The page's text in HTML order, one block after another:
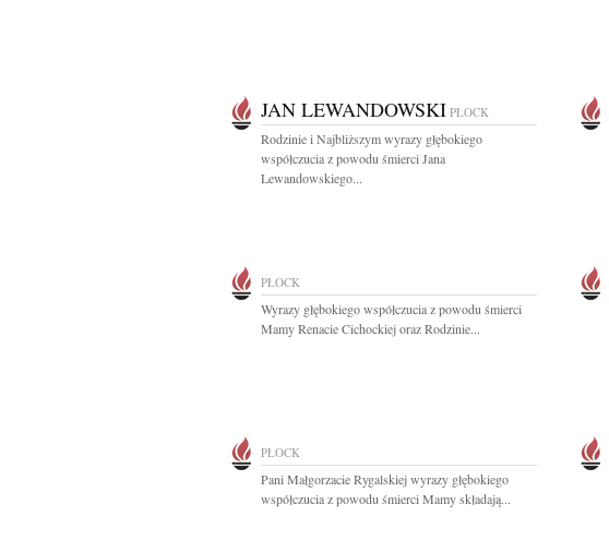
JAN LEWANDOWSKI PŁOCK
Rodzinie i Najbliższym wyrazy głębokiego
współczucia z powodu śmierci Jana
Lewandowskiego...
PŁOCK
Wyrazy głębokiego współczucia z powodu śmierci
Mamy Renacie Cichockiej oraz Rodzinie...
PŁOCK
Pani Małgorzacie Rygalskiej wyrazy głębokiego
współczucia z powodu śmierci Mamy składają...